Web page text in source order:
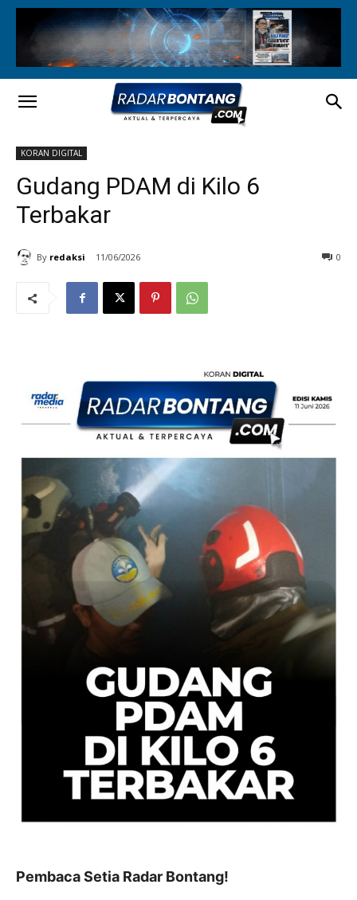
KORAN DIGITAL
Gudang PDAM di Kilo 6
Terbakar
By redaksi 11/06/2026 0
Pembaca Setia Radar Bontang!